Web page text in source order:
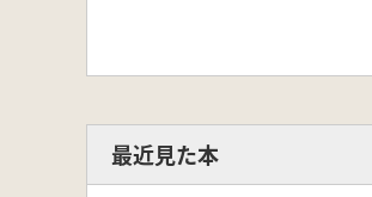
最近見た本